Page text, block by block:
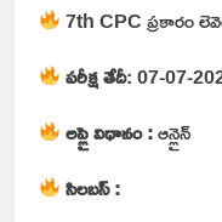
7th CPC ప్రకారం
పరీక్ష తేదీ: 07-07-
అప్లై విధానం :ఆన్లైన్
సిలబస్ :